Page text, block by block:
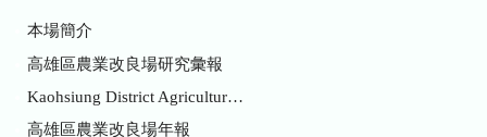
本場簡介
高雄區農業改良場研究彙報
Kaohsiung District Agricultural Research and Extension Station
高雄區農業改良場年報